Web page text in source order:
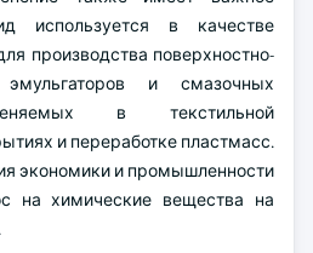
используется в качестве
производства поверхностно-
и смазочных
в текстильной
и переработке пластмасс.
экономики и промышленности
на химические вещества на